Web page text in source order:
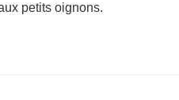
petits oignons.